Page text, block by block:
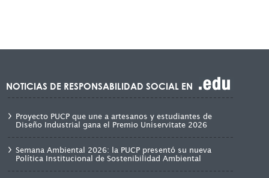
NOTICIAS DE RESPONSABILIDAD SOCIAL EN
Proyecto PUCP que une a artesanos y estudiantes de
Diseño Industrial gana el Premio Uniservitate 2026
Semana Ambiental 2026: la PUCP presentó su nueva
Política Institucional de Sostenibilidad Ambiental